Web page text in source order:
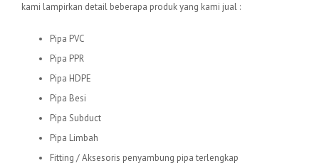
kami lampirkan detail beberapa produk yang kami jual :
Pipa PVC
Pipa PPR
Pipa HDPE
Pipa Besi
Pipa Subduct
Pipa Limbah
Fitting / Aksesoris penyambung pipa terlengkap